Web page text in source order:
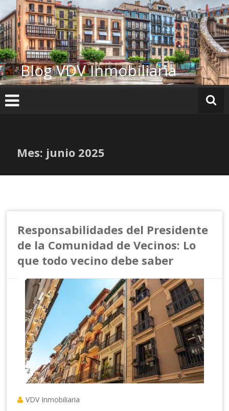
al
contenido
Blog VDV Inmobiliaria
Mes: junio 2025
Responsabilidades del Presidente
de la Comunidad de Vecinos: Lo
que todo vecino debe saber
VDV Inmobiliaria